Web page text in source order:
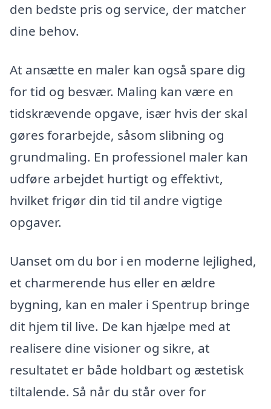
den bedste pris og service, der matcher
dine behov.
At ansætte en maler kan også spare dig
for tid og besvær. Maling kan være en
tidskrævende opgave, især hvis der skal
gøres forarbejde, såsom slibning og
grundmaling. En professionel maler kan
udføre arbejdet hurtigt og effektivt,
hvilket frigør din tid til andre vigtige
opgaver.
Uanset om du bor i en moderne lejlighed,
et charmerende hus eller en ældre
bygning, kan en maler i Spentrup bringe
dit hjem til live. De kan hjælpe med at
realisere dine visioner og sikre, at
resultatet er både holdbart og æstetisk
tiltalende. Så når du står over for